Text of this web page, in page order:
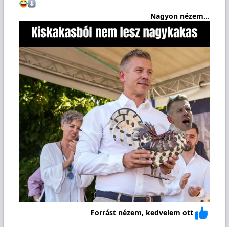
Nagyon nézem...
Forrást nézem, kedvelem ott